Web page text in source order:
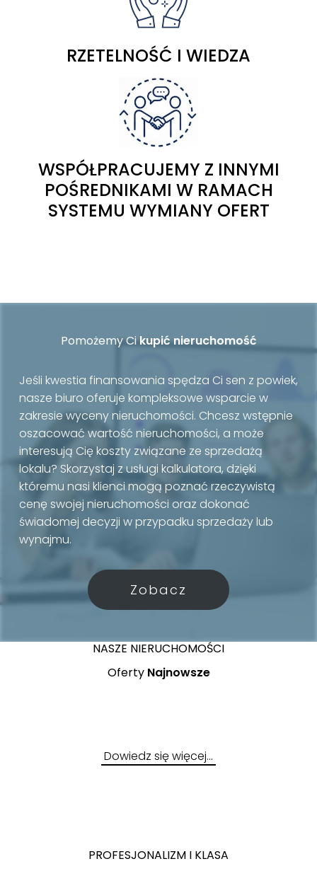
RZETELNOŚĆ I WIEDZA
WSPÓŁPRACUJEMY Z INNYMI
POŚREDNIKAMI W RAMACH
SYSTEMU WYMIANY OFERT
Pomożemy Cikupić nieruchomość
Jeśli kwestia finansowania spędza Ci sen z powiek,
nasze biuro oferuje kompleksowe wsparcie w
zakresie wyceny nieruchomości. Chcesz wstępnie
oszacować wartość nieruchomości, a może
interesują Cię koszty związane ze sprzedażą
lokalu? Skorzystaj z usługi kalkulatora, dzięki
któremu nasi klienci mogą poznać rzeczywistą
cenę swojej nieruchomości oraz dokonać
świadomej decyzji w przypadku sprzedaży lub
wynajmu.
Zobacz
NASZE NIERUCHOMOŚCI
Oferty Najnowsze
Dowiedz się więcej…
PROFESJONALIZM I KLASA